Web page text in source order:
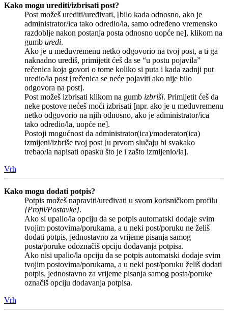
Kako mogu urediti/izbrisati post?
Post možeš urediti/uređivati, [bilo kada odnosno, ako je
administrator/ica tako odredio/la, samo određeno vremensko
razdoblje nakon postanja posta odnosno uopće ne], klikom na
gumb uredi.
Ako je u međuvremenu netko odgovorio na tvoj post, a ti ga
naknadno urediš, primijetit ćeš da se “u postu pojavila”
rečenica koja govori o tome koliko si puta i kada zadnji put
uredio/la post [rečenica se neće pojaviti ako nije bilo
odgovora na post].
Post možeš izbrisati klikom na gumb izbriši. Primijetit ćeš da
neke postove nećeš moći izbrisati [npr. ako je u međuvremenu
netko odgovorio na njih odnosno, ako je administrator/ica
tako odredio/la, uopće ne].
Postoji mogućnost da administrator(ica)/moderator(ica)
izmijeni/izbriše tvoj post [u prvom slučaju bi svakako
trebao/la napisati opasku što je i zašto izmijenio/la].
Vrh
Kako mogu dodati potpis?
Potpis možeš napraviti/uređivati u svom korisničkom profilu
[Profil/Postavke].
Ako si upalio/la opciju da se potpis automatski dodaje svim
tvojim postovima/porukama, a u neki post/poruku ne želiš
dodati potpis, jednostavno za vrijeme pisanja samog
posta/poruke odoznačiš opciju dodavanja potpisa.
Ako nisi upalio/la opciju da se potpis automatski dodaje svim
tvojim postovima/porukama, a u neki post/poruku želiš dodati
potpis, jednostavno za vrijeme pisanja samog posta/poruke
označiš opciju dodavanja potpisa.
Vrh